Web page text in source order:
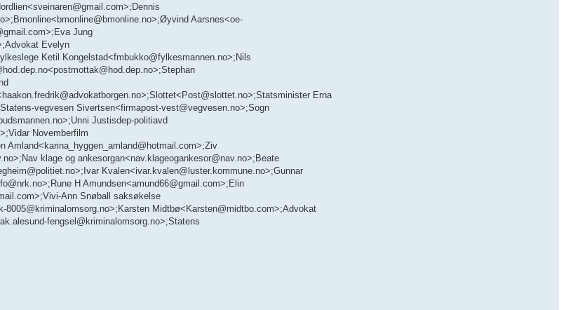
Aarsnes<oe-
Jung
Evelyn
Ketil Kongelstad<fmbukko@fylkesmannen.no>;Nils
Erna
vegvesen Sivertsen<firmapost-vest@vegvesen.no>;Sogn
Justisdep-politiavd
Novemberfilm
Amland<karina_hyggen_amland@hotmail.com>;Ziv
klage og ankesorgan<nav.klageogankesor@nav.no>;Beate
Kvalen<ivar.kvalen@luster.kommune.no>;Gunnar
H Amundsen<amund66@gmail.com>;Elin
Ann Snøball saksøkelse
Midtbø<Karsten@midtbo.com>;Advokat
fengsel@kriminalomsorg.no>;Statens